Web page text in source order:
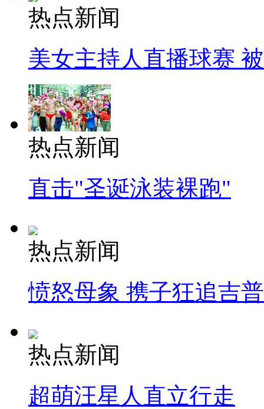
热点新闻
美女主持人直播球赛
热点新闻
直击"圣诞泳装裸跑"
热点新闻
愤怒母象 携子狂追吉
热点新闻
超萌汪星人直立行走